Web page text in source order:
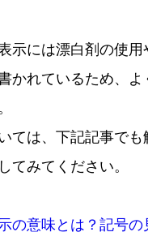
示には漂白剤の使用
かれているため、よ
ては、下記記事でも
てみてください。
の意味とは？記号の